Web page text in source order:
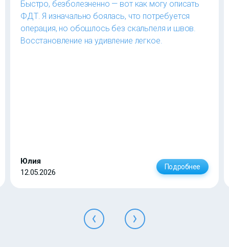
Быстро, безболезненно — вот как могу описать
ФДТ. Я изначально боялась, что потребуется
операция, но обошлось без скальпеля и швов.
Восстановление на удивление легкое.
Юлия
12.05.2026
Подробнее